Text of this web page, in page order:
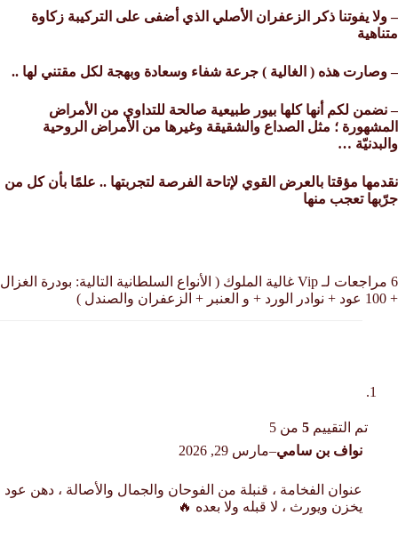
– ولا يفوتنا ذكر الزعفران الأصلي الذي أضفى على التركيبة زكاوة
متناهية
– وصارت هذه ( الغالية ) جرعة شفاء وسعادة وبهجة لكل مقتني لها ..
– نضمن لكم أنها كلها بيور طبيعية صالحة للتداوي من الأمراض
المشهورة ؛ مثل الصداع والشقيقة وغيرها من الأمراض الروحية
والبدنيّة …
نقدمها مؤقتا بالعرض القوي لإتاحة الفرصة لتجربتها .. علمًا بأن كل من
جرّبها تعجب منها
6 مراجعات لـ
Vip غالية الملوك ( الأنواع السلطانية التالية: بودرة الغزال
+ 100 عود + نوادر الورد + و العنبر + الزعفران والصندل )
تم التقييم 5من 5
نواف بن سامي–مارس 29, 2026
عنوان الفخامة ، قنبلة من الفوحان والجمال والأصالة ، دهن عود
يخزن ويورث ، لا قبله ولا بعده 🔥